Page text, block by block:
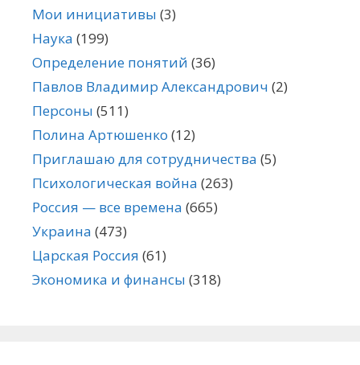
Мои инициативы (3)
Наука (199)
Определение понятий (36)
Павлов Владимир Александрович (2)
Персоны (511)
Полина Артюшенко (12)
Приглашаю для сотрудничества (5)
Психологическая война (263)
Россия — все времена (665)
Украина (473)
Царская Россия (61)
Экономика и финансы (318)